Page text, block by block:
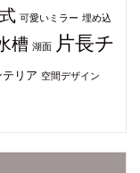
可愛いミラー 埋め込
槽 湖面
片長チ
リア 空間デザイン